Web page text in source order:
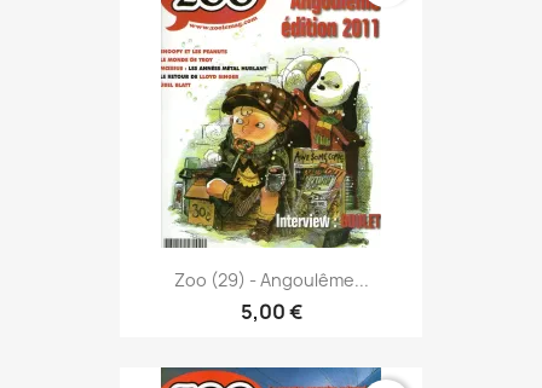
Zoo (29) - Angoulême...
5,00 €